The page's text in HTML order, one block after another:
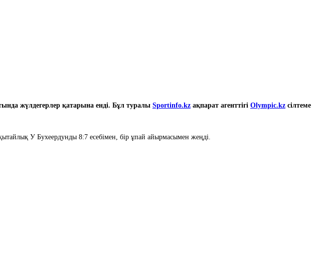
жүлдегерлер қатарына енді. Бұл туралы Sportinfo.kz ақпарат агенттігі Olympic.kz сілтеме
У Бухеердунды 8:7 есебімен, бір ұпай айырмасымен жеңді.